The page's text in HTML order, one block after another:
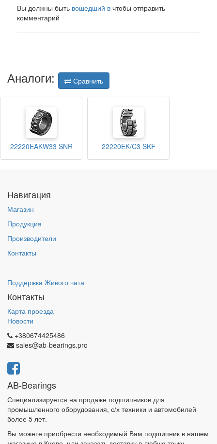
Вы должны быть вошедший в чтобы отправить
комментарий
Аналоги: Сравнить
22220EAKW33 SNR 22220EK/C3 SKF
Навигация
Магазин
Продукция
Производители
Контакты
Поддержка Живого чата
Контакты
Карта проезда
Новости
+380674425486
sales@ab-bearings.pro
AB-Bearings
Специализируется на продаже подшипников для
промышленного оборудования, с/х техники и автомобилей
более 5 лет.
Вы можете приобрести необходимый Вам подшипник в нашем